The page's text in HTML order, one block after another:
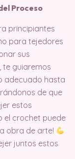
Proceso
principiantes
para tejedores
sus
te guiaremos
adecuado hasta
de que
estos
el crochet puede
obra de arte!
juntos estos